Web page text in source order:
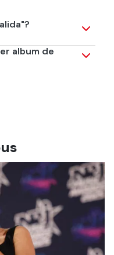
mère, qui souffre de la
eu le cœur de lui dire
album de